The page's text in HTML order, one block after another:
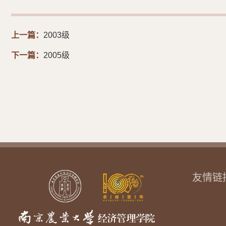
上一篇： 2003级
下一篇： 2005级
友情链